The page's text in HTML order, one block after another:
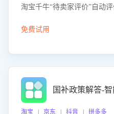
淘宝千牛“待卖家评价”自动
免费试用
国补政策解答-
淘宝 | 京东 | 抖音 | 拼多多